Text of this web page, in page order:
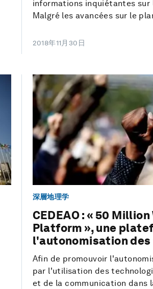
informations inquiétantes sur
Malgré les avancées sur le
2018年11月30日
深層地理学
CEDEAO : « 50
Platform », une
l'autonomisation des
Afin de promouvoir
par l'utilisation des
et de la communication dans